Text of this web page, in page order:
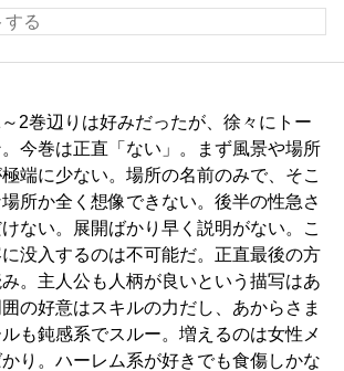
2巻辺りは好みだったが、徐々にトー
今巻は正直「ない」。まず風景や場所
端に少ない。場所の名前のみで、そこ
所か全く想像できない。後半の性急さ
ない。展開ばかり早く説明がない。こ
没入するのは不可能だ。正直最後の方
。主人公も人柄が良いという描写はあ
の好意はスキルの力だし、あからさま
も鈍感系でスルー。増えるのは女性メ
り。ハーレム系が好きでも食傷しかな